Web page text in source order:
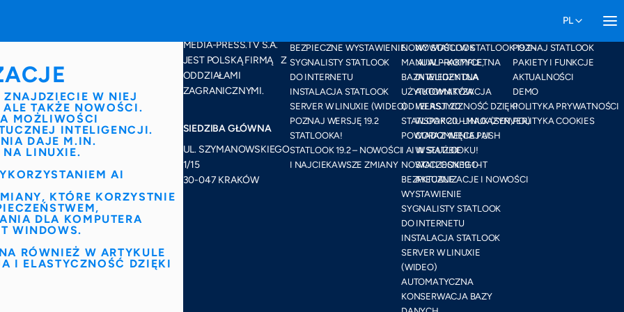
ZNAJDZIECIE W NIEJ
ALE TAKŻE NOWOŚCI.
MOŻLIWOŚCI
INTELIGENCJI.
DAJE M.IN.
NA LINUXIE.
AI
KTÓRE KORZYSTNIE
,
DLA KOMPUTERA
WINDOWS.
RÓWNIEŻ W ARTYKULE
I ELASTYCZNOŚĆ DZIĘKI
MEDIA-PRESS.TV S.A.
JEST POLSKĄ FIRMĄ Z
ODDZIAŁAMI
ZAGRANICZNYMI.
SIEDZIBA GŁÓWNA
UL. SZYMANOWSKIEGO
1/15
30-047 KRAKÓW
BEZPIECZNE WYSTAWIENIE
SYGNALISTY STATLOOK
DO INTERNETU
INSTALACJA STATLOOK
SERVER W LINUXIE (WIDEO)
POZNAJ WERSJĘ 19.2
STATLOOKA!
STATLOOK 19.2 – NOWOŚCI
I NAJCIEKAWSZE ZMIANY
NOWOŚCI W STATLOOK 19.1 –
AI W PRAKTYCE,
INTELIGENTNA
AUTOMATYZACJA
I ELASTYCZNOŚĆ DZIĘKI
WSPARCIU LINUX (SERVER)
CORAZ WIĘCEJ AI
W STATLOOKU!
STATLOOK 19.1 –
AKTUALIZACJE I NOWOŚCI
NOWY STATLOOK
MANUAL – KOMPLETNA
BAZA WIEDZY DLA
UŻYTKOWNIKÓW
OD WERSJI 20
STATLOOK 20 – MAGAZYN,
POWIADOMIENIA PUSH
I AI W SŁUŻBIE
NOWOCZESNEGO IT
BEZPIECZNE
WYSTAWIENIE
SYGNALISTY STATLOOK
DO INTERNETU
INSTALACJA STATLOOK
SERVER W LINUXIE
(WIDEO)
AUTOMATYCZNA
KONSERWACJA BAZY
POZNAJ STATLOOK
PAKIETY I FUNKCJE
AKTUALNOŚCI
DEMO
POLITYKA PRYWATNOŚCI
POLITYKA COOKIES